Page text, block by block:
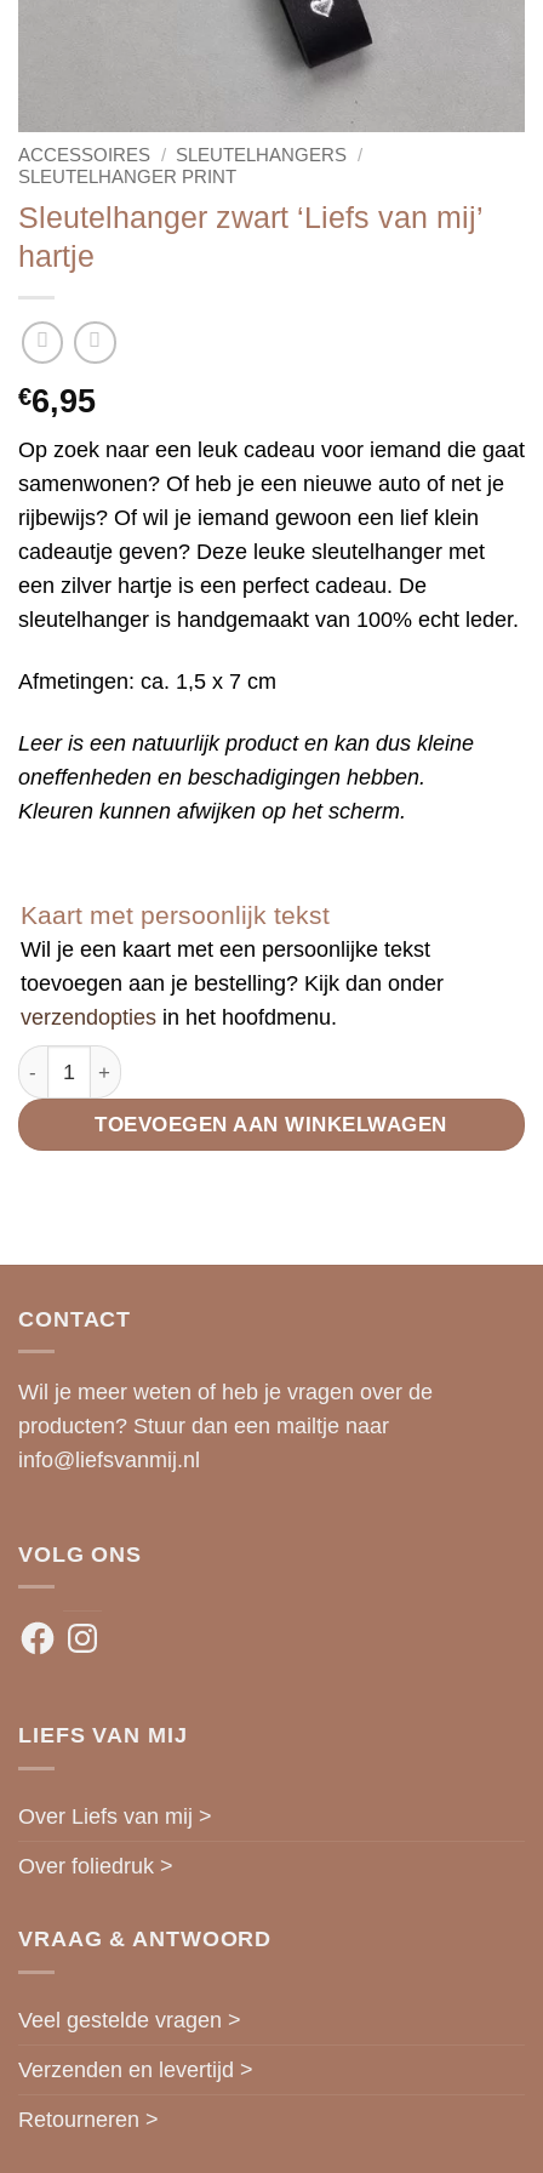
ACCESSOIRES / SLEUTELHANGERS /
SLEUTELHANGER PRINT
Sleutelhanger zwart ‘Liefs van mij’
hartje
€6,95
Op zoek naar een leuk cadeau voor iemand die gaat
samenwonen? Of heb je een nieuwe auto of net je
rijbewijs? Of wil je iemand gewoon een lief klein
cadeautje geven? Deze leuke sleutelhanger met
een zilver hartje is een perfect cadeau. De
sleutelhanger is handgemaakt van 100% echt leder.
Afmetingen: ca. 1,5 x 7 cm
Leer is een natuurlijk product en kan dus kleine
oneffenheden en beschadigingen hebben.
Kleuren kunnen afwijken op het scherm.
Kaart met persoonlijk tekst
Wil je een kaart met een persoonlijke tekst
toevoegen aan je bestelling? Kijk dan onder
verzendopties in het hoofdmenu.
Sleutelhanger zwart 'Liefs van mij' hartje aantal
TOEVOEGEN AAN WINKELWAGEN
CONTACT
Wil je meer weten of heb je vragen over de
producten? Stuur dan een mailtje naar
info@liefsvanmij.nl
VOLG ONS
FacebookInstagram
LIEFS VAN MIJ
Over Liefs van mij >
Over foliedruk >
VRAAG & ANTWOORD
Veel gestelde vragen >
Verzenden en levertijd >
Retourneren >